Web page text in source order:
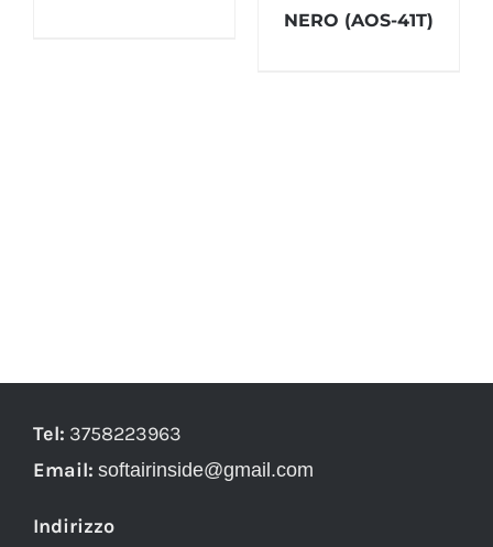
NERO (AOS-41T)
Tel: 3758223963
Email: softairinside@gmail.com
Indirizzo